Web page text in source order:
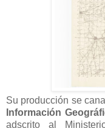
Su producción se
Información
adscrito al